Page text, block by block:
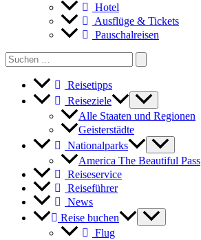
Hotel
Ausflüge & Tickets
Pauschalreisen
Search
for:
Reisetipps
Reiseziele
Alle Staaten und Regionen
Geisterstädte
Nationalparks
America The Beautiful Pass
Reiseservice
Reiseführer
News
Reise buchen
Flug